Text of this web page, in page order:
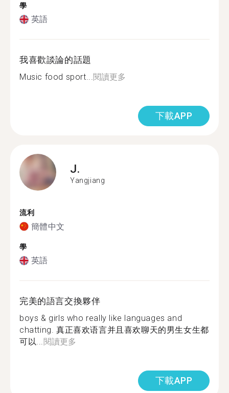
學
英語
我喜歡談論的話題
Music food sport...閱讀更多
下載APP
J.
Yangjiang
流利
簡體中文
學
英語
完美的語言交換夥伴
boys & girls who really like languages and
chatting. 真正喜欢语言并且喜欢聊天的男生女生都
可以...閱讀更多
下載APP